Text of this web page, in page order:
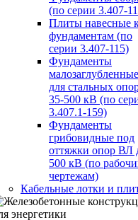
(по серии 3.407-
Плиты навесные
фундаментам (по
серии 3.407-115)
Фундаменты
малозаглубленные
для стальных
35-500 кВ (по
3.407.1-159)
Фундаменты
грибовидные под
оттяжки опор ВЛ
500 кВ (по
чертежам)
Кабельные лотки и